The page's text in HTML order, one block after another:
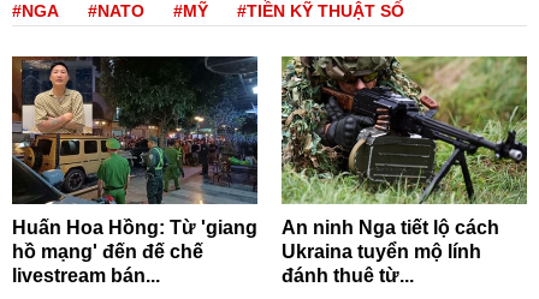
#NGA #NATO #MỸ #TIỀN KỸ THUẬT SỐ
Huấn Hoa Hồng: Từ 'giang
hồ mạng' đến đế chế
livestream bán...
An ninh Nga tiết lộ cách
Ukraina tuyển mộ lính
đánh thuê từ...